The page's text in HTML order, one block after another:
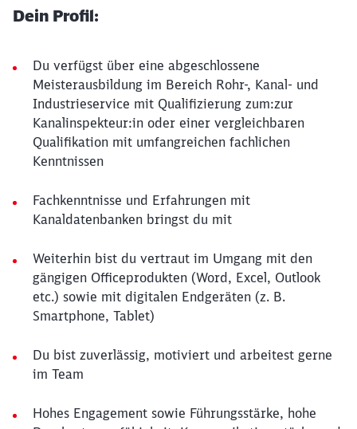
Dein Profil:
Du verfügst über eine abgeschlossene
Meisterausbildung im Bereich Rohr-, Kanal- und
Industrieservice mit Qualifizierung zum:zur
Kanalinspekteur:in oder einer vergleichbaren
Qualifikation mit umfangreichen fachlichen
Kenntnissen
Fachkenntnisse und Erfahrungen mit
Kanaldatenbanken bringst du mit
Weiterhin bist du vertraut im Umgang mit den
gängigen Officeprodukten (Word, Excel, Outlook
etc.) sowie mit digitalen Endgeräten (z. B.
Smartphone, Tablet)
Du bist zuverlässig, motiviert und arbeitest gerne
im Team
Hohes Engagement sowie Führungsstärke, hohe